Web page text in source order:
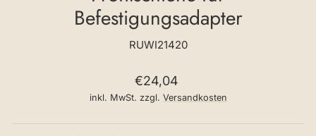
Befestigungsadapter
RUWI21420
Normaler
Preis
€24,04
inkl. MwSt. zzgl. Versandkosten